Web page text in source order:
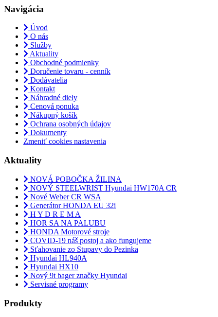
Navigácia
Úvod
O nás
Služby
Aktuality
Obchodné podmienky
Doručenie tovaru - cenník
Dodávatelia
Kontakt
Náhradné diely
Cenová ponuka
Nákupný košík
Ochrana osobných údajov
Dokumenty
Zmeniť cookies nastavenia
Aktuality
NOVÁ POBOČKA ŽILINA
NOVÝ STEELWRIST Hyundai HW170A CR
Nové Weber CR WSA
Generátor HONDA EU 32i
H Y D R E M A
HOR SA NA PALUBU
HONDA Motorové stroje
COVID-19 náš postoj a ako fungujeme
Sťahovanie zo Stupavy do Pezinka
Hyundai HL940A
Hyundai HX10
Nový 9t bager značky Hyundai
Servisné programy
Produkty